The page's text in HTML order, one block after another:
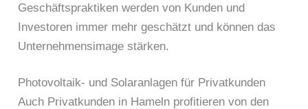
Geschäftspraktiken werden von Kunden und
Investoren immer mehr geschätzt und können das
Unternehmensimage stärken.
Photovoltaik- und Solaranlagen für Privatkunden
Auch Privatkunden in Hameln profitieren von den